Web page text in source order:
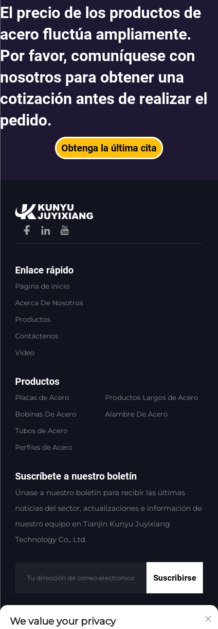
El precio de los productos de
acero fluctúa ampliamente.
Por favor, comuníquese con
nosotros para obtener una
cotización antes de realizar el
pedido.
Obtenga la última cita
Enlace rápido
Página de inicio
Acerca De Nosotros
Productos
Contáctenos
Vídeo
Productos
Placas de Acero
Bobinas De Acero
Tubos de Acero
Perfiles de Acero
Productos Largos de Acero
Alambre De Acero
Suscríbete a nuestro boletín
Únase a nuestro boletín para recibir las últimas
noticias del sector, actualizaciones e información de
nuestro equipo en Tianjin Kunyu Juyixiang
Technology Co., Ltd.
Suscribirse
Derechos de autor © Tianjin Kunyu Juyixiang Technology
We value your privacy